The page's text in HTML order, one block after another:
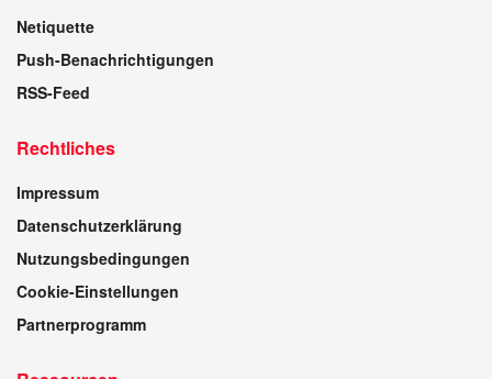
Netiquette
Push-Benachrichtigungen
RSS-Feed
Rechtliches
Impressum
Datenschutzerklärung
Nutzungsbedingungen
Cookie-Einstellungen
Partnerprogramm